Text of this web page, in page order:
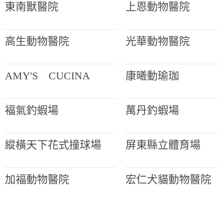
東南獸醫院 上恩動物醫院
高生動物醫院 光華動物醫院
AMY'S CUCINA 康曦動瑜珈
褔氣釣蝦場 萬丹釣蝦場
縱橫天下花式撞球場 屏東縣立體育場
加福動物醫院 宏仁犬貓動物醫院